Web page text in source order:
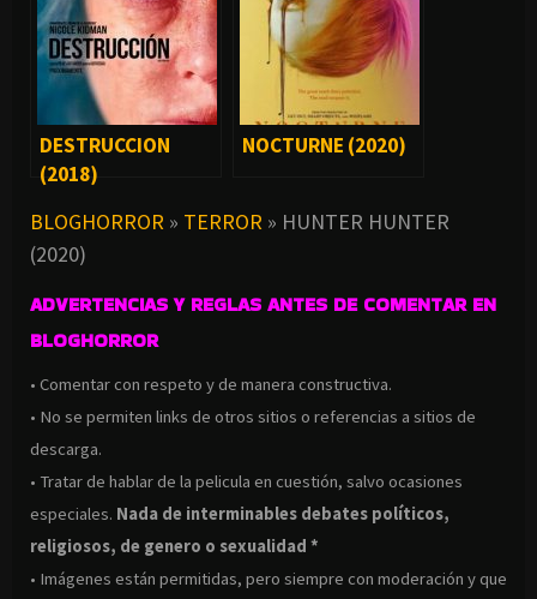
DESTRUCCION
(2018)
NOCTURNE (2020)
BLOGHORROR » TERROR » HUNTER HUNTER
(2020)
ADVERTENCIAS Y REGLAS ANTES DE COMENTAR EN
BLOGHORROR
• Comentar con respeto y de manera constructiva.
• No se permiten links de otros sitios o referencias a sitios de
descarga.
• Tratar de hablar de la pelicula en cuestión, salvo ocasiones
especiales. Nada de interminables debates políticos,
religiosos, de genero o sexualidad *
• Imágenes están permitidas, pero siempre con moderación y que